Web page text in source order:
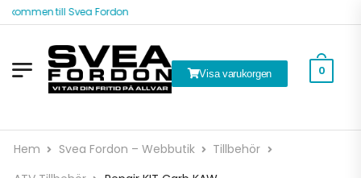
till Svea Fordon
Visa varukorgen 0
Hem Svea Fordon – Webbutik
Tillbehör